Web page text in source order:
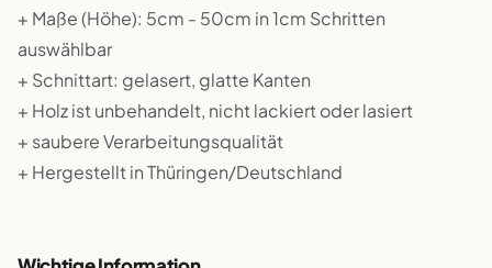
+ Maße (Höhe): 5cm - 50cm in 1cm Schritten
auswählbar
+ Schnittart: gelasert, glatte Kanten
+ Holz ist unbehandelt, nicht lackiert oder lasiert
+ saubere Verarbeitungsqualität
+ Hergestellt in Thüringen/Deutschland